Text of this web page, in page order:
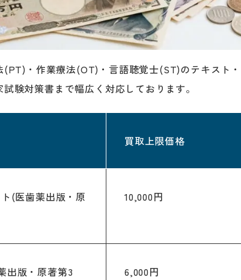
・作業療法(OT)・言語聴覚士(ST)のテキスト
験対策書まで幅広く対応しております。
買取上限価格
(医歯薬出版・原
10,000円
出版・原著第3
6,000円